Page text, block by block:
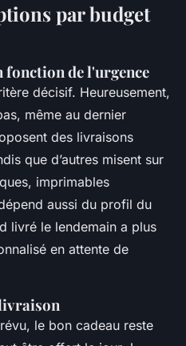
par budget
de l'urgence
décisif. Heureusement,
même au dernier
des livraisons
que d’autres misent sur
imprimables
aussi du profil du
livré le lendemain a plus
en attente de
le bon cadeau reste